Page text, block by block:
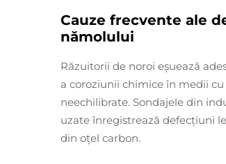
Cauze frecvente ale
nămolului
Răzuitorii de noroi eșuează
a coroziunii chimice în medii
neechilibrate. Sondajele din
uzate înregistrează defecțiuni
din oțel carbon.